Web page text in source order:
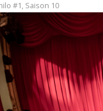
#1, Saison 10